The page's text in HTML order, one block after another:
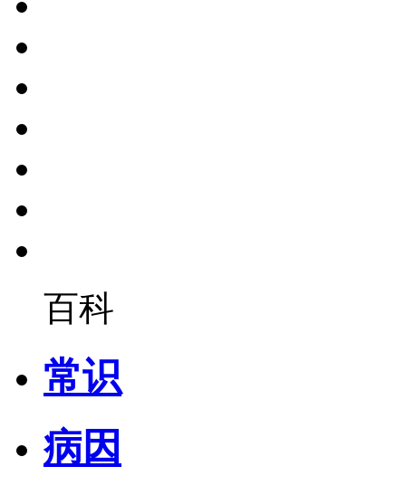
百科
常识
病因